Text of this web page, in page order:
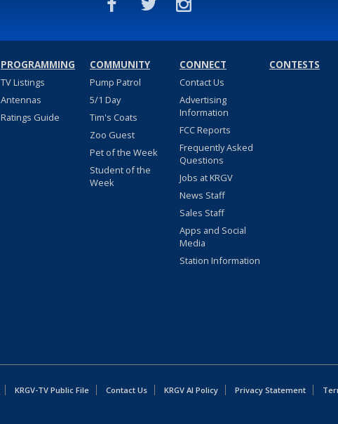
PROGRAMMING
TV Listings
Antennas
Ratings Guide
COMMUNITY
Pump Patrol
5/1 Day
Tim's Coats
Zoo Guest
Pet of the Week
Student of the
Week
CONNECT
Contact Us
Advertising
Information
FCC Reports
Frequently Asked
Questions
Jobs at KRGV
News Staff
Sales Staff
Apps and Social
Media
Station Information
CONTESTS
KRGV-TV Public File Contact Us KRGV AI Policy Privacy Statement